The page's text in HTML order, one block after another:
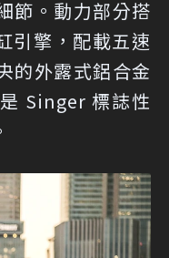
節。動力部分搭
引擎，配載五速
的外露式鋁合金
Singer 標誌性